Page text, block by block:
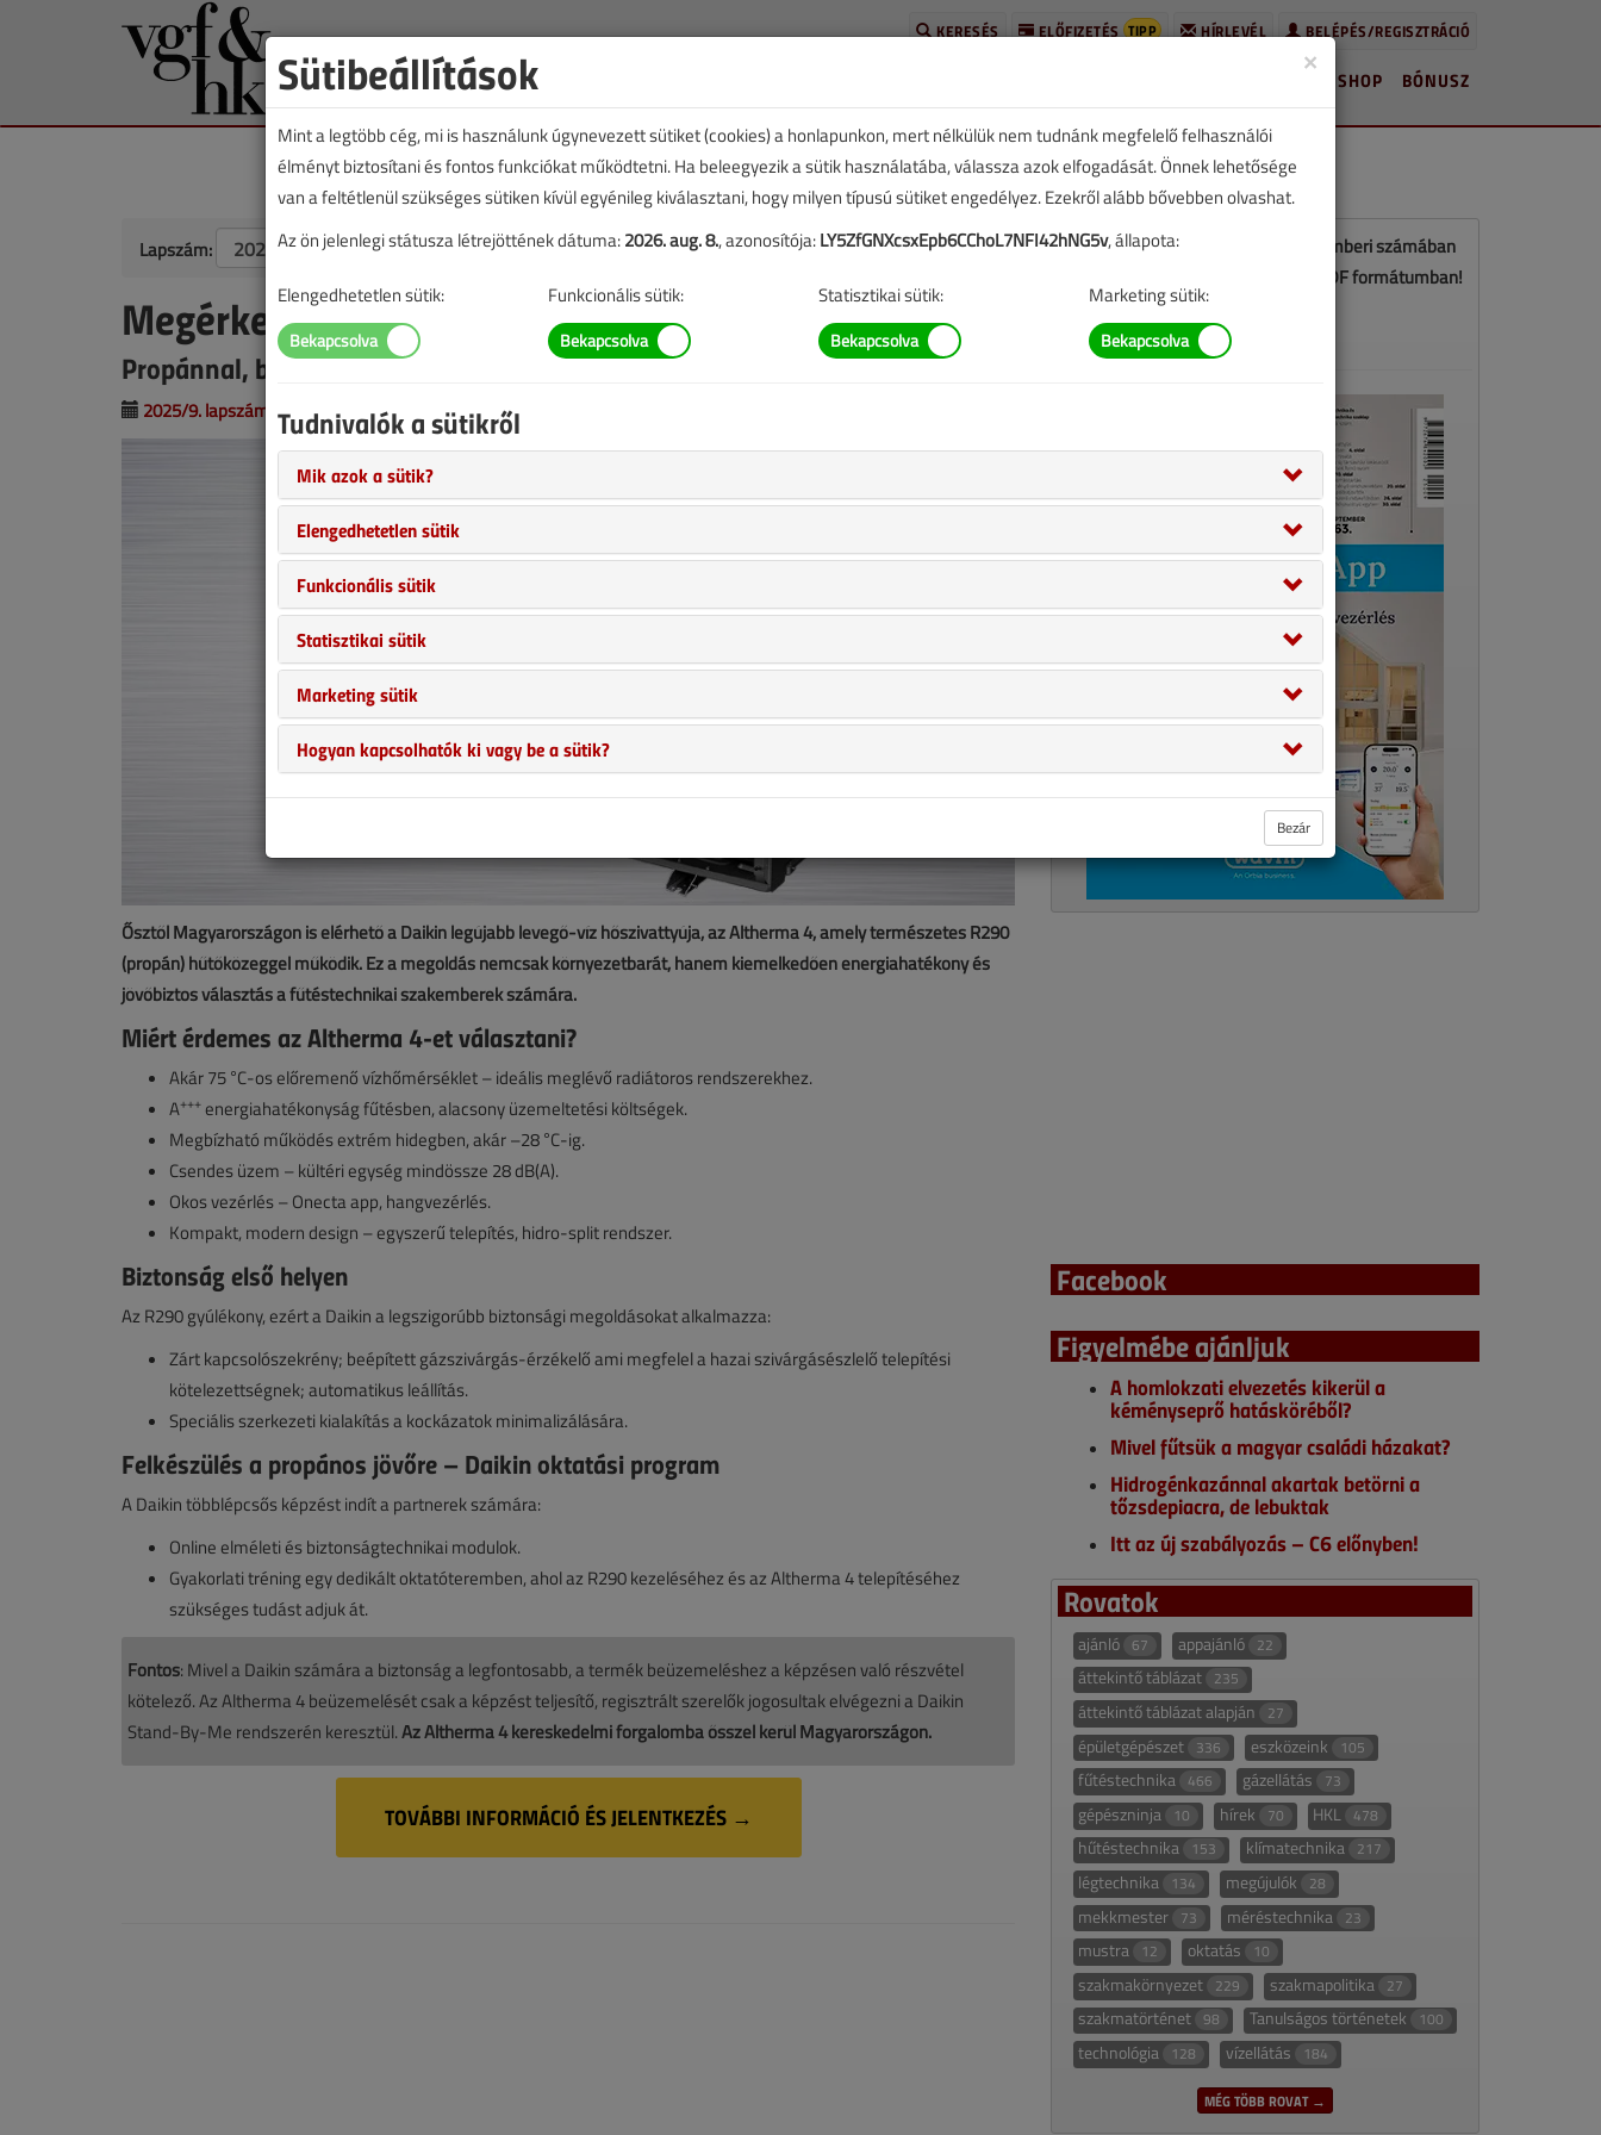
BELÉPÉS/REGISZTRÁCIÓ
HÍRLEVÉL
ELŐFIZETÉS TIPP
KERESÉS
BÓNUSZ
SHOP
Lapszám: TARTALOM
Megérkezett a jövő: Daikin Altherma 4
Propánnal, biztonságosan, hatékonyan
2025/9. lapszám | támogatott cikk | 583 |
Ősztől Magyarországon is elérhető a Daikin legújabb levegő-víz hőszivattyúja, az Altherma 4, amely természetes R290
(propán) hűtőközeggel működik. Ez a megoldás nemcsak környezetbarát, hanem kiemelkedően energiahatékony és
jövőbiztos választás a fűtéstechnikai szakemberek számára.
Miért érdemes az Altherma 4-et választani?
Akár 75 °C-os előremenő vízhőmérséklet – ideális meglévő radiátoros rendszerekhez.
A+++ energiahatékonyság fűtésben, alacsony üzemeltetési költségek.
Megbízható működés extrém hidegben, akár –28 °C-ig.
Csendes üzem – kültéri egység mindössze 28 dB(A).
Okos vezérlés – Onecta app, hangvezérlés.
Kompakt, modern design – egyszerű telepítés, hidro-split rendszer.
Biztonság első helyen
Az R290 gyúlékony, ezért a Daikin a legszigorúbb biztonsági megoldásokat alkalmazza:
Zárt kapcsolószekrény; beépített gázszivárgás-érzékelő ami megfelel a hazai szivárgásészlelő telepítési
kötelezettségnek; automatikus leállítás.
Speciális szerkezeti kialakítás a kockázatok minimalizálására.
Felkészülés a propános jövőre – Daikin oktatási program
A Daikin többlépcsős képzést indít a partnerek számára:
Online elméleti és biztonságtechnikai modulok.
Gyakorlati tréning egy dedikált oktatóteremben, ahol az R290 kezeléséhez és az Altherma 4 telepítéséhez
szükséges tudást adjuk át.
Fontos: Mivel a Daikin számára a biztonság a legfontosabb, a termék beüzemeléshez a képzésen való részvétel
kötelező. Az Altherma 4 beüzemelését csak a képzést teljesítő, regisztrált szerelők jogosultak elvégezni a Daikin
Stand-By-Me rendszerén keresztül.Az Altherma 4 kereskedelmi forgalomba ősszel kerül Magyarországon.
TOVÁBBI INFORMÁCIÓ ÉS JELENTKEZÉS →
Ez a cikk a VGF&HKL 2025. szeptemberi számában
jelent meg. Töltse le a lapszámot PDF formátumban!
Facebook
Figyelmébe ajánljuk
A homlokzati elvezetés kikerül a
kéményseprő hatásköréből?
Mivel fűtsük a magyar családi házakat?
Hidrogénkazánnal akartak betörni a
tőzsdepiacra, de lebuktak
Itt az új szabályozás – C6 előnyben!
Rovatok
ajánló 67 appajánló 22
áttekintő táblázat 235
áttekintő táblázat alapján 27
épületgépészet 336 eszközeink 105
fűtéstechnika 466 gázellátás 73
gépészninja 10 hírek 70 HKL 478
hűtéstechnika 153 klímatechnika 217
légtechnika 134 megújulók 28
mekkmester 73 méréstechnika 23
mustra 12 oktatás 10
szakmakörnyezet 229 szakmapolitika 27
szakmatörténet 98 Tanulságos történetek 100
technológia 128 vízellátás 184
MÉG TÖBB ROVAT →
×
Sütibeállítások
Mint a legtöbb cég, mi is használunk úgynevezett sütiket (cookies) a honlapunkon, mert nélkülük nem tudnánk megfelelő felhasználói
élményt biztosítani és fontos funkciókat működtetni. Ha beleegyezik a sütik használatába, válassza azok elfogadását. Önnek lehetősége
van a feltétlenül szükséges sütiken kívül egyénileg kiválasztani, hogy milyen típusú sütiket engedélyez. Ezekről alább bővebben olvashat.
Az ön jelenlegi státusza létrejöttének dátuma:2026. aug. 8., azonosítója:LY5ZfGNXcsxEpb6CChoL7NFI42hNG5v, állapota:
Elengedhetetlen sütik: Funkcionális sütik: Statisztikai sütik: Marketing sütik:
Tudnivalók a sütikről
Mik azok a sütik?
Elengedhetetlen sütik
Funkcionális sütik
Statisztikai sütik
Marketing sütik
Hogyan kapcsolhatók ki vagy be a sütik?
Bezár